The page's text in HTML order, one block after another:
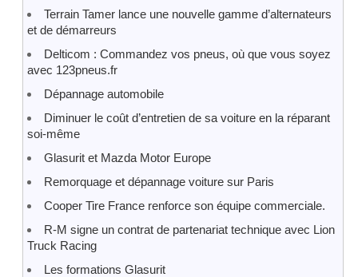
Terrain Tamer lance une nouvelle gamme d’alternateurs
et de démarreurs
Delticom : Commandez vos pneus, où que vous soyez
avec 123pneus.fr
Dépannage automobile
Diminuer le coût d’entretien de sa voiture en la réparant
soi-même
Glasurit et Mazda Motor Europe
Remorquage et dépannage voiture sur Paris
Cooper Tire France renforce son équipe commerciale.
R-M signe un contrat de partenariat technique avec Lion
Truck Racing
Les formations Glasurit